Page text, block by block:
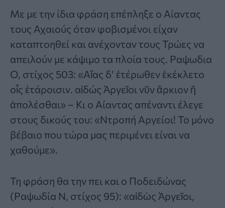
Με με την ίδια φράση επέπληξε ο Αίαντας
τους Αχαιούς όταν φοβισμένοι είχαν
καταπτοηθεί και ανέχονταν τους Τρώες να
απειλούν με κάψιμο τα πλοία τους. Ραψωδια
Ο, στίχος 503: «Αἴας δ’ ἑτέρωθεν ἐκέκλετο
οἷς ἑτάροισιν. αἰδώς Ἀργεῖοι νῦν ἄρκιον ἤ
ἀπολέσθαι» – Κι ο Αίαντας απέναντι έλεγε
στους δικούς του: «Ντροπή Αργείοι! Το μόνο
βέβαιο που τώρα μας περιμένει είναι να
χαθούμε».
Τη φράση θα την πει και ο Ποδειδώνας
(Ραψωδία Ν, στίχος 95): «αἰδὼς Ἀργεῖοι,